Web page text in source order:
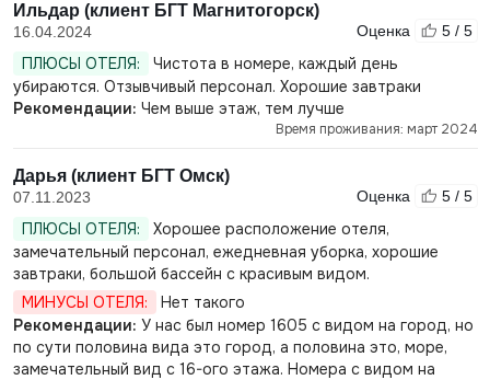
Ильдар (клиент БГТ Магнитогорск)
16.04.2024 Оценка 5 / 5
ПЛЮСЫ ОТЕЛЯ:
Чистота в номере, каждый день
убираются. Отзывчивый персонал. Хорошие завтраки
Рекомендации: Чем выше этаж, тем лучше
Время проживания: март 2024
Дарья (клиент БГТ Омск)
07.11.2023 Оценка 5 / 5
ПЛЮСЫ ОТЕЛЯ:
Хорошее расположение отеля,
замечательный персонал, ежедневная уборка, хорошие
завтраки, большой бассейн с красивым видом.
МИНУСЫ ОТЕЛЯ:
Нет такого
Рекомендации: У нас был номер 1605 с видом на город, но
по сути половина вида это город, а половина это, море,
замечательный вид с 16-ого этажа. Номера с видом на